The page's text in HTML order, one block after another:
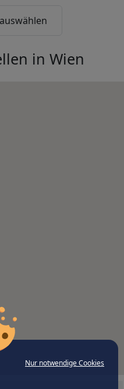
Nur notwendige Cookies
in Wien